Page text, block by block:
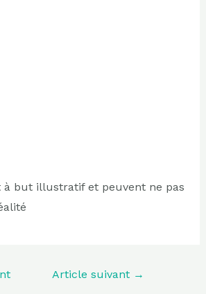
à but illustratif et peuvent ne pas
Article suivant →